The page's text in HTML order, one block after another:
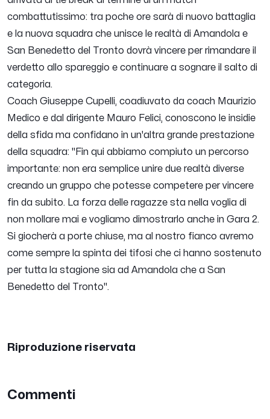
combattutissimo: tra poche ore sarà di nuovo battaglia
e la nuova squadra che unisce le realtà di Amandola e
San Benedetto del Tronto dovrà vincere per rimandare il
verdetto allo spareggio e continuare a sognare il salto di
categoria.
Coach Giuseppe Cupelli, coadiuvato da coach Maurizio
Medico e dal dirigente Mauro Felici, conoscono le insidie
della sfida ma confidano in un'altra grande prestazione
della squadra: " Fin qui abbiamo compiuto un percorso
importante: non era semplice unire due realtà diverse
creando un gruppo che potesse competere per vincere
fin da subito. La forza delle ragazze sta nella voglia di
non mollare mai e vogliamo dimostrarlo anche in Gara 2.
Si giocherà a porte chiuse, ma al nostro fianco avremo
come sempre la spinta dei tifosi che ci hanno sostenuto
per tutta la stagione sia ad Amandola che a San
Benedetto del Tronto".
Riproduzione riservata
Commenti